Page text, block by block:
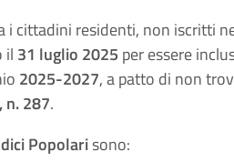
i cittadini residenti, non iscritti
il 31 luglio 2025 per essere
2025-2027, a patto di non
n. 287.
Popolarisono: